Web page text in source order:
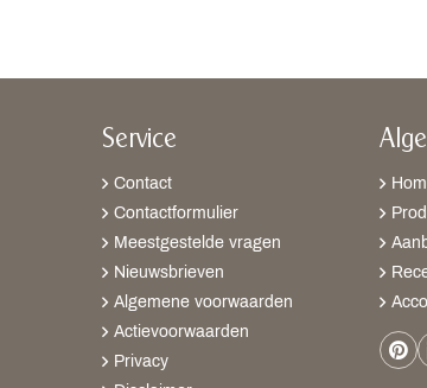
Service
Contact
Contactformulier
Meestgestelde vragen
Nieuwsbrieven
Algemene voorwaarden
Actievoorwaarden
Privacy